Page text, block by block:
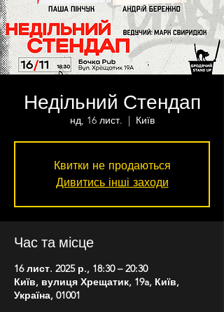
Недільний Стендап
нд, 16 лист.
  |
Київ
Квитки не продаються
Дивитись інші заходи
Час та місце
16 лист. 2025 р., 18:30 – 20:30
Київ, вулиця Хрещатик, 19a, Київ,
Україна, 01001